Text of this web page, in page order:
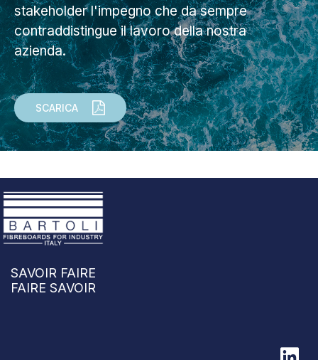
stakeholder l'impegno che da sempre
contraddistingue il lavoro della nostra
azienda.
SCARICA
SAVOIR FAIRE
FAIRE SAVOIR